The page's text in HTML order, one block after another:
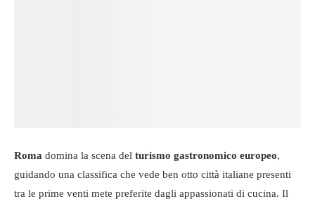
Roma domina la scena del turismo gastronomico europeo,
guidando una classifica che vede ben otto città italiane presenti
tra le prime venti mete preferite dagli appassionati di cucina. Il